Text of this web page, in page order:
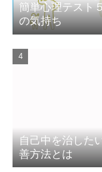
簡単心理テスト
の気持ち
自己中を治した
善方法とは